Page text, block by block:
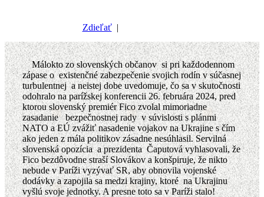
Zdieľať|
Málokto zo slovenských občanov si pri každodennom
zápase o existenčné zabezpečenie svojich rodín v súčasnej
turbulentnej a neistej dobe uvedomuje, čo sa v skutočnosti
odohralo na parížskej konferencii 26. februára 2024, pred
ktorou slovenský premiér Fico zvolal mimoriadne
zasadanie bezpečnostnej rady v súvislosti s plánmi
NATO a EÚ zvážiť nasadenie vojakov na Ukrajine s čím
ako jeden z mála politikov zásadne nesúhlasil. Servilná
slovenská opozícia a prezidenta Čaputová vyhlasovali, že
Fico bezdôvodne straší Slovákov a konšpiruje, že nikto
nebude v Paríži vyzývať SR, aby obnovila vojenské
dodávky a zapojila sa medzi krajiny, ktoré na Ukrajinu
vyšlú svoje jednotky. A presne toto sa v Paríži stalo!